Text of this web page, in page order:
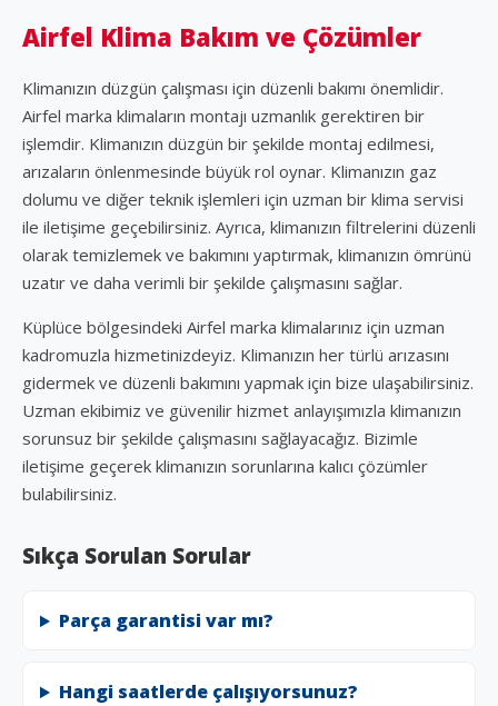
Airfel Klima Bakım ve Çözümler
Klimanızın düzgün çalışması için düzenli bakımı önemlidir.
Airfel marka klimaların montajı uzmanlık gerektiren bir
işlemdir. Klimanızın düzgün bir şekilde montaj edilmesi,
arızaların önlenmesinde büyük rol oynar. Klimanızın gaz
dolumu ve diğer teknik işlemleri için uzman bir klima servisi
ile iletişime geçebilirsiniz. Ayrıca, klimanızın filtrelerini düzenli
olarak temizlemek ve bakımını yaptırmak, klimanızın ömrünü
uzatır ve daha verimli bir şekilde çalışmasını sağlar.
Küplüce bölgesindeki Airfel marka klimalarınız için uzman
kadromuzla hizmetinizdeyiz. Klimanızın her türlü arızasını
gidermek ve düzenli bakımını yapmak için bize ulaşabilirsiniz.
Uzman ekibimiz ve güvenilir hizmet anlayışımızla klimanızın
sorunsuz bir şekilde çalışmasını sağlayacağız. Bizimle
iletişime geçerek klimanızın sorunlarına kalıcı çözümler
bulabilirsiniz.
Sıkça Sorulan Sorular
Parça garantisi var mı?
Hangi saatlerde çalışıyorsunuz?